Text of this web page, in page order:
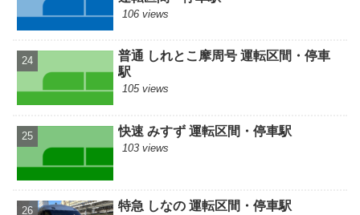
106 views
普通 しれとこ摩周号 運転区間・停車
駅
105 views
快速 みすず 運転区間・停車駅
103 views
特急 しなの 運転区間・停車駅